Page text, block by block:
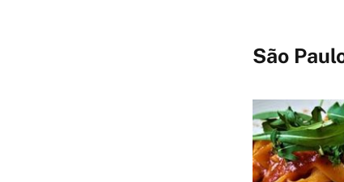
São